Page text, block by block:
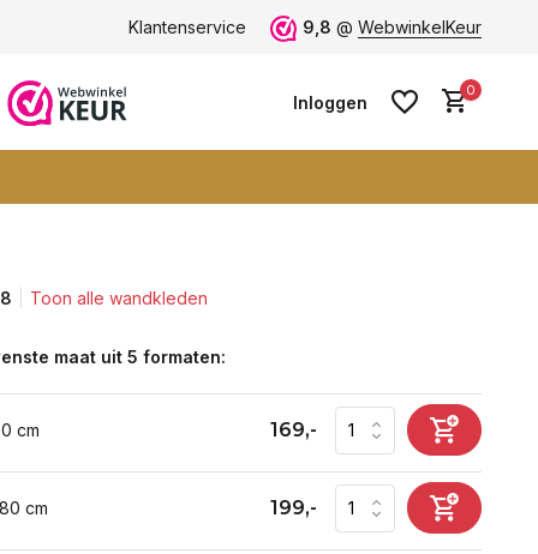
Grootste collectie -ruim 600+ wandkleden
Klantenservice 9,8 @ WebwinkelKeur
Inloggen
0
Toon alle wandkleden
maat uit 5 formaten:
cm 169,-
cm 199,-